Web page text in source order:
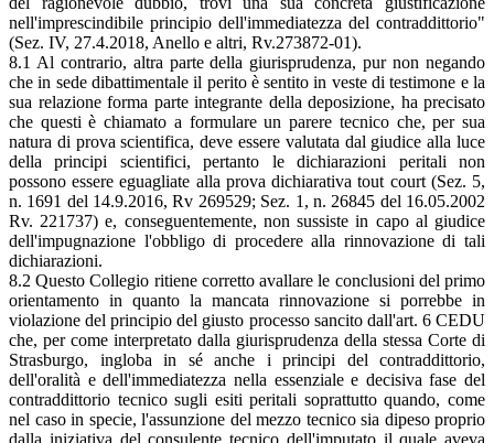
nell'imprescindibile principio dell'immediatezza del contraddittorio"
(Sez. IV, 27.4.2018, Anello e altri, Rv.273872-01).
8.1 Al contrario, altra parte della giurisprudenza, pur non negando
che in sede dibattimentale il perito è sentito in veste di testimone e la
sua relazione forma parte integrante della deposizione, ha precisato
che questi è chiamato a formulare un parere tecnico che, per sua
natura di prova scientifica, deve essere valutata dal giudice alla luce
della principi scientifici, pertanto le dichiarazioni peritali non
possono essere eguagliate alla prova dichiarativa tout court (Sez. 5,
n. 1691 del 14.9.2016, Rv 269529; Sez. 1, n. 26845 del 16.05.2002
Rv. 221737) e, conseguentemente, non sussiste in capo al giudice
dell'impugnazione l'obbligo di procedere alla rinnovazione di tali
dichiarazioni.
8.2 Questo Collegio ritiene corretto avallare le conclusioni del primo
orientamento in quanto la mancata rinnovazione si porrebbe in
violazione del principio del giusto processo sancito dall'art. 6 CEDU
che, per come interpretato dalla giurisprudenza della stessa Corte di
Strasburgo, ingloba in sé anche i principi del contraddittorio,
dell'oralità e dell'immediatezza nella essenziale e decisiva fase del
contraddittorio tecnico sugli esiti peritali soprattutto quando, come
nel caso in specie, l'assunzione del mezzo tecnico sia dipeso proprio
dalla iniziativa del consulente tecnico dell'imputato il quale aveva